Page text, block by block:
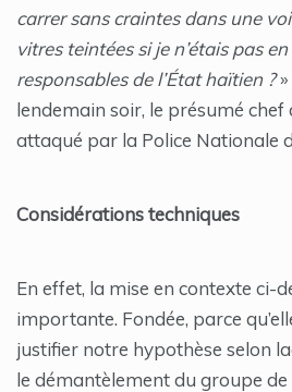
carrer sans craintes dans une
vitres teintées si je n’étais pas
responsables de l’État haïtien ?»
lendemain soir, le présumé chef
attaqué par la Police Nationale
Considérations techniques
En effet, la mise en contexte ci-
importante. Fondée, parce
justifier notre hypothèse selon
le démantèlement du groupe